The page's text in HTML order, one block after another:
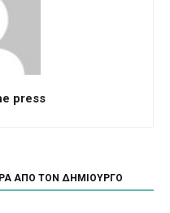
press
ΑΠΟ ΤΟΝ ΔΗΜΙΟΥΡΓΟ